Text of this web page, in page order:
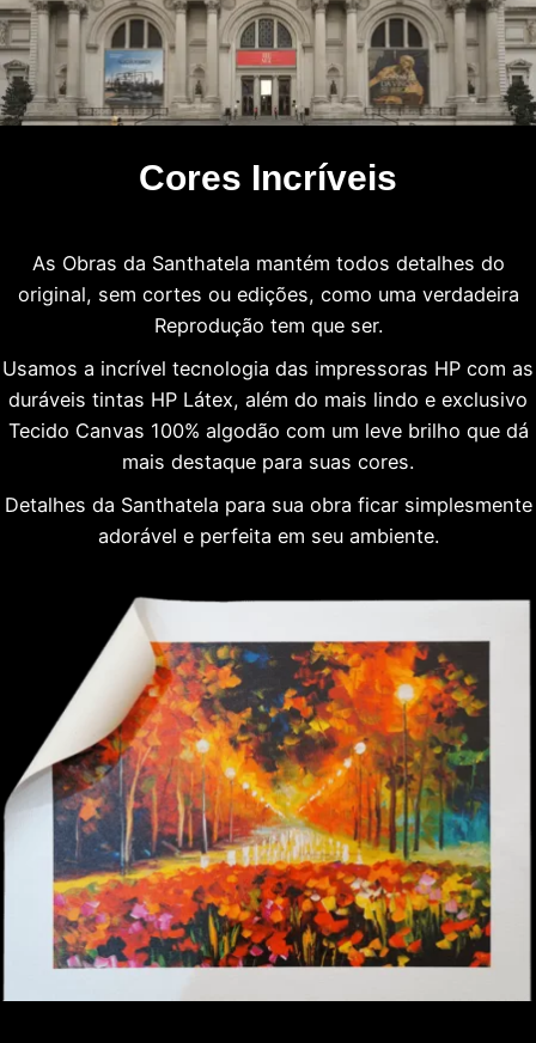
Cores Incríveis
As Obras da Santhatela mantém todos detalhes do
original, sem cortes ou edições, como uma verdadeira
Reprodução tem que ser.
Usamos a incrível tecnologia das impressoras HP com as
duráveis tintas HP Látex, além do mais lindo e exclusivo
Tecido Canvas 100% algodão com um leve brilho que dá
mais destaque para suas cores.
Detalhes da Santhatela para sua obra ficar simplesmente
adorável e perfeita em seu ambiente.